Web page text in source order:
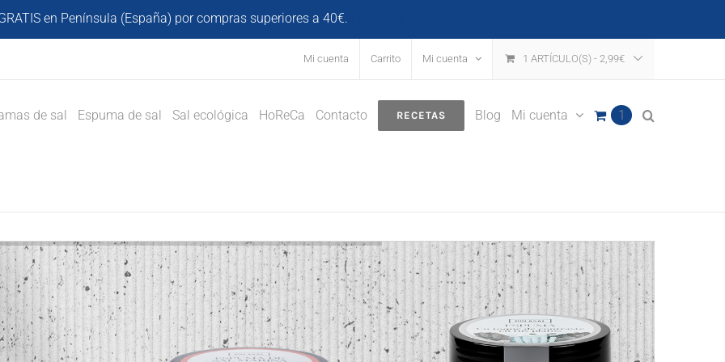
en Península (España) por compras superiores a 40€.
Mi cuenta Carrito Mi cuenta 1 ARTÍCULO(S) - 2,99€
de sal Espuma de sal Sal ecológica HoReCa Contacto RECETAS Blog Mi cuenta 1